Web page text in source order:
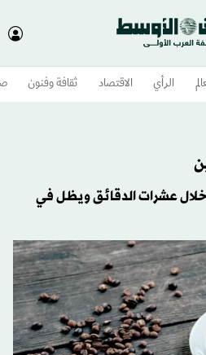
الرأي الاقتصاد ثقافة وفنون
عشرات الدقائق ويظل في